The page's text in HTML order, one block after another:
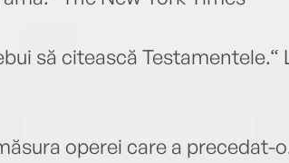
să citească Testamentele.“
operei care a precedat-